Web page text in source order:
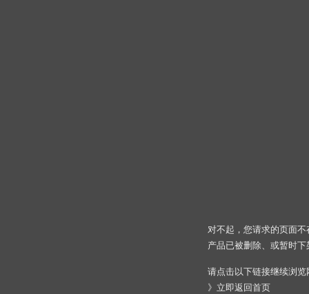
对不起，您请求的页面
产品已被删除、或暂时下
请点击以下链接继续浏览
》 立即返回首页